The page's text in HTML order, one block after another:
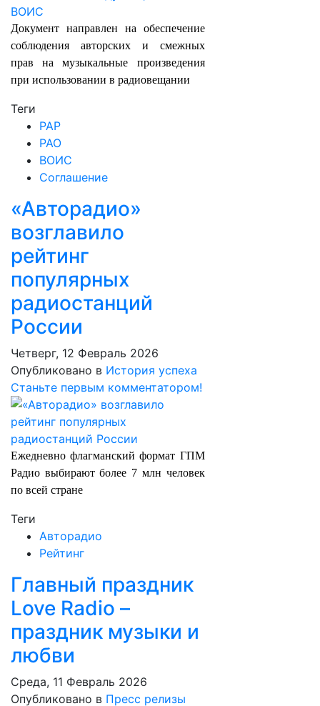
Документ направлен на обеспечение
соблюдения авторских и смежных
прав на музыкальные произведения
при использовании в радиовещании
Теги
РАР
РАО
ВОИС
Соглашение
«Авторадио»
возглавило
рейтинг
популярных
радиостанций
России
Четверг, 12 Февраль 2026
Опубликовано в История успеха
Станьте первым комментатором!
Ежедневно флагманский формат ГПМ
Радио выбирают более 7 млн человек
по всей стране
Теги
Авторадио
Рейтинг
Главный праздник
Love Radio –
праздник музыки и
любви
Среда, 11 Февраль 2026
Опубликовано в Пресс релизы